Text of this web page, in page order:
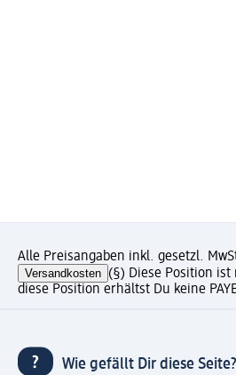
Alle Preisangaben inkl. gesetzl.
Versandkosten (§) Diese Position
diese Position erhältst Du keine
Wie gefällt Dir diese Seite?